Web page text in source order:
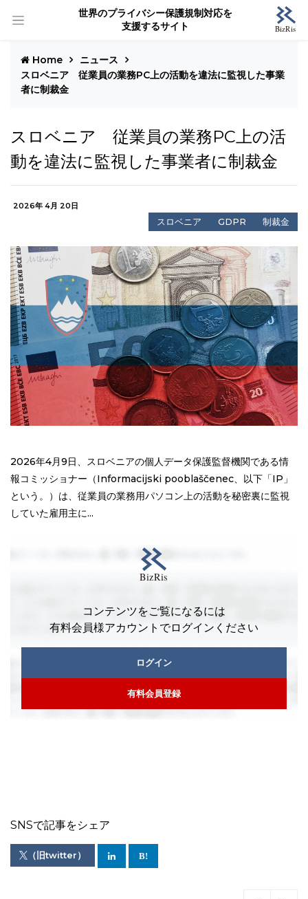
世界のプライバシー保護規制対応を
支援するサイト
Home
ニュース
スロベニア 従業員の業務PC上の活動を違法に監視した事業
者に制裁金
スロベニア 従業員の業務PC上の活
動を違法に監視した事業者に制裁金
2026年 4月 20日
スロベニア GDPR 制裁金
2026年4月9日、スロベニアの個人データ保護監督機関である情
報コミッショナー（Informacijski pooblaščenec、以下「IP」
という。）は、従業員の業務用パソコン上の活動を秘密裏に監視
していた雇用主に...
コンテンツをご覧になるには
有料会員様アカウントでログインください
ログイン
有料会員登録
SNSで記事をシェア
（旧twitter）